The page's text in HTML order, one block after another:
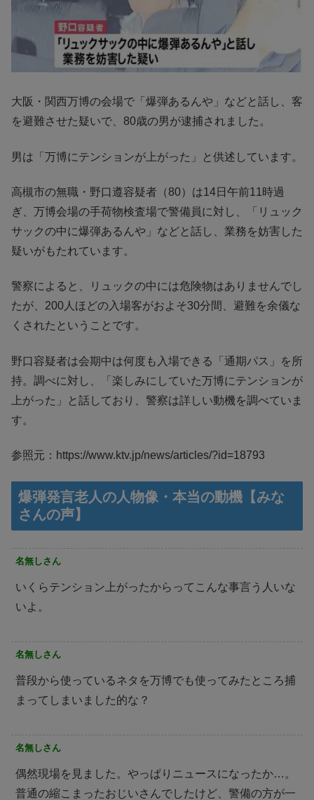
大阪・関西万博の会場で「爆弾あるんや」などと話し、客
を避難させた疑いで、80歳の男が逮捕されました。
男は「万博にテンションが上がった」と供述しています。
高槻市の無職・野口遵容疑者（80）は14日午前11時過
ぎ、万博会場の手荷物検査場で警備員に対し、「リュック
サックの中に爆弾あるんや」などと話し、業務を妨害した
疑いがもたれています。
警察によると、リュックの中には危険物はありませんでし
たが、200人ほどの入場客がおよそ30分間、避難を余儀な
くされたということです。
野口容疑者は会期中は何度も入場できる「通期パス」を所
持。調べに対し、「楽しみにしていた万博にテンションが
上がった」と話しており、警察は詳しい動機を調べていま
す。
参照元：https://www.ktv.jp/news/articles/?id=18793
爆弾発言老人の人物像・本当の動機【みな
さんの声】
名無しさん
いくらテンション上がったからってこんな事言う人いな
いよ。
名無しさん
普段から使っているネタを万博でも使ってみたところ捕
まってしまいました的な？
名無しさん
偶然現場を見ました。やっぱりニュースになったか…。
普通の縮こまったおじいさんでしたけど、警備の方が一